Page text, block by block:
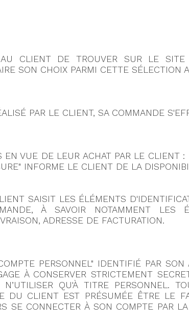
AU CLIENT DE TROUVER SUR LE
SON CHOIX PARMI CETTE SÉLECTION
PAR LE CLIENT, SA COMMANDE
EN VUE DE LEUR ACHAT PAR LE CLIENT
INFORME LE CLIENT DE LA
SAISIT LES ÉLÉMENTS
À SAVOIR NOTAMMENT LES
ADRESSE DE FACTURATION.
PERSONNEL" IDENTIFIÉ PAR
À CONSERVER STRICTEMENT
QU'À TITRE PERSONNEL.
DU CLIENT EST PRÉSUMÉE ÊTRE LE
SE CONNECTER À SON COMPTE PAR